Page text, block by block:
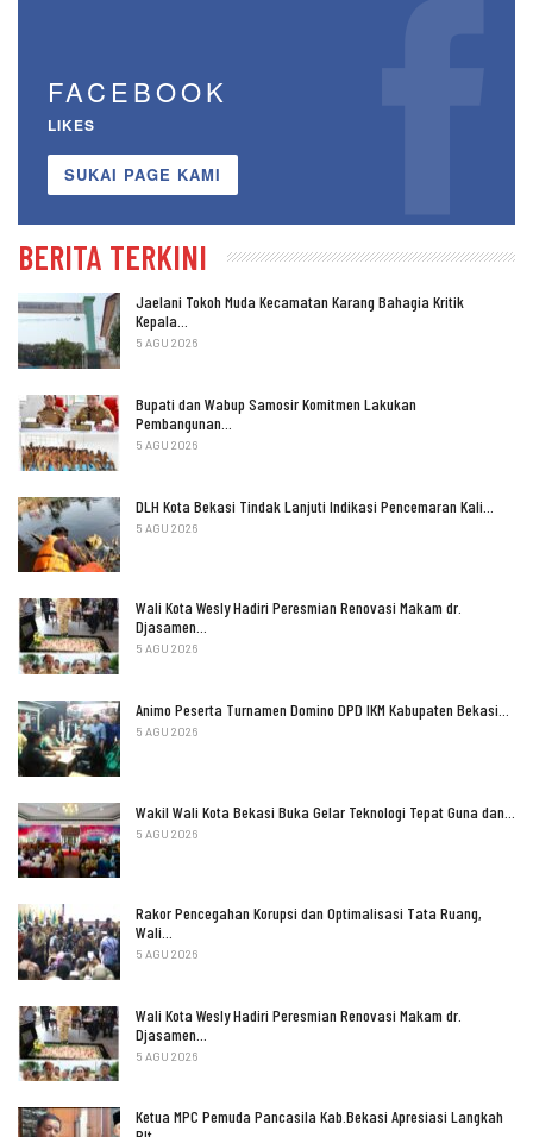
FACEBOOK
LIKES
SUKAI PAGE KAMI
BERITA TERKINI
Jaelani Tokoh Muda Kecamatan Karang Bahagia Kritik
Kepala…
5 AGU 2026
Bupati dan Wabup Samosir Komitmen Lakukan
Pembangunan…
5 AGU 2026
DLH Kota Bekasi Tindak Lanjuti Indikasi Pencemaran Kali…
5 AGU 2026
Wali Kota Wesly Hadiri Peresmian Renovasi Makam dr.
Djasamen…
5 AGU 2026
Animo Peserta Turnamen Domino DPD IKM Kabupaten Bekasi…
5 AGU 2026
Wakil Wali Kota Bekasi Buka Gelar Teknologi Tepat Guna dan…
5 AGU 2026
Rakor Pencegahan Korupsi dan Optimalisasi Tata Ruang,
Wali…
5 AGU 2026
Wali Kota Wesly Hadiri Peresmian Renovasi Makam dr.
Djasamen…
5 AGU 2026
Ketua MPC Pemuda Pancasila Kab.Bekasi Apresiasi Langkah